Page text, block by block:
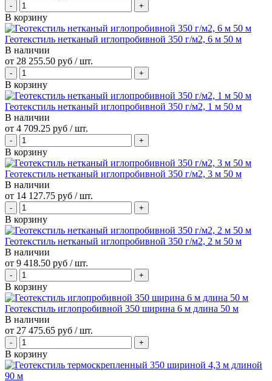
В корзину
Геотекстиль нетканый иглопробивной 350 г/м2, 6 м 50 м
В наличии
от 28 255.50 руб / шт.
В корзину
Геотекстиль нетканый иглопробивной 350 г/м2, 1 м 50 м
В наличии
от 4 709.25 руб / шт.
В корзину
Геотекстиль нетканый иглопробивной 350 г/м2, 3 м 50 м
В наличии
от 14 127.75 руб / шт.
В корзину
Геотекстиль нетканый иглопробивной 350 г/м2, 2 м 50 м
В наличии
от 9 418.50 руб / шт.
В корзину
Геотекстиль иглопробивной 350 ширина 6 м длина 50 м
В наличии
от 27 475.65 руб / шт.
В корзину